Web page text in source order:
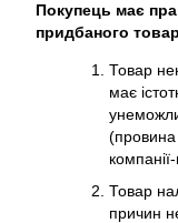
Покупець має
придбаного
Товар
має
(провина
Товар
причин